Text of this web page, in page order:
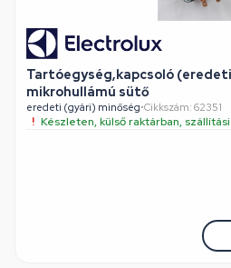
Tartóegység,kapcsoló
mikrohullámú sütő
eredeti (gyári) minőség•Cikkszám: 62351
Készleten, külső raktárban,